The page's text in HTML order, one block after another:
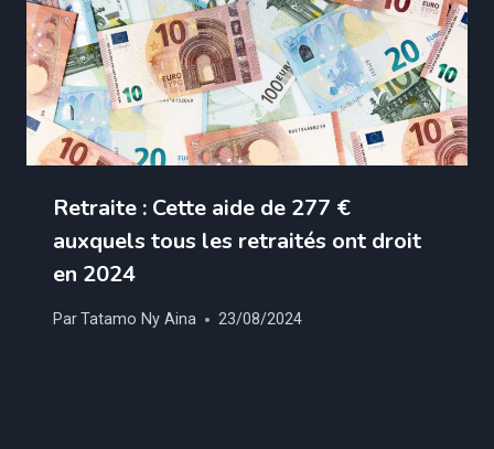
Retraite : Cette aide de 277 €
auxquels tous les retraités ont droit
en 2024
ParTatamo Ny Aina 23/08/2024